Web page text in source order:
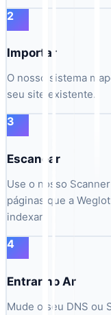
2
Importar
O nosso sistema
seu site existente.
3
Escanear
Use o nosso
páginas que a
indexar.
4
Entrar no Ar
Mude o seu DNS ou